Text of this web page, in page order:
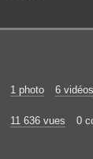
1 photo 6 vidéos
11 636 vues 0